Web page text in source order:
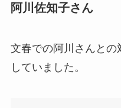
阿川佐知子さん
文春での阿川さんと
していました。